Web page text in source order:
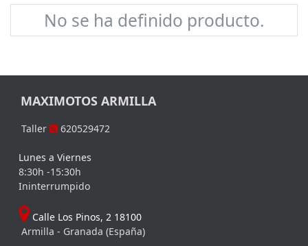
No se ha definido producto.
MAXIMOTOS ARMILLA
Taller 620529472
Lunes a Viernes
8:30h -15:30h
Ininterrumpido
Calle Los Pinos, 2 18100
Armilla - Granada (España)